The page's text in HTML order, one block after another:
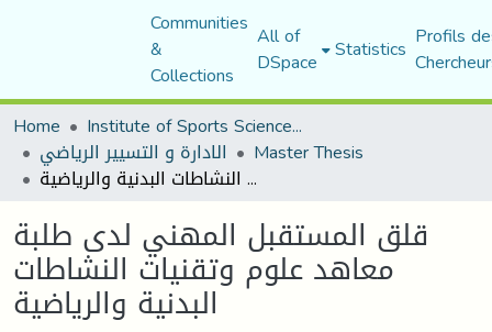
Communities
&
Collections
All of
DSpace Statistics Profils
Home
Institute of Sports Sciences and Techniques
الادارة و التسيير الرياضي Master Thesis
قلق المستقبل المهني لدى طلبة معاهد علوم وتقنيات النشاطات البدنية والرياضية
قلق المستقبل المهني لدى طلبة
معاهد علوم وتقنيات النشاطات
البدنية والرياضية